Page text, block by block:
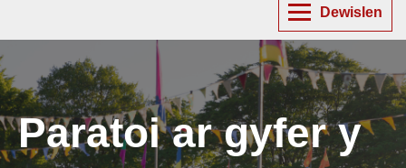
Dewislen
Paratoi ar gyfer y